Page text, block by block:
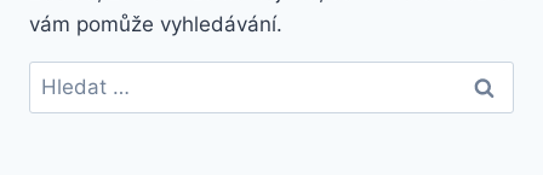
vám pomůže vyhledávání.
Vyhledávání